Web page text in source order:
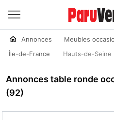
Annonces Meubles
Île-de-France
Hauts-de-Seine
Annonces table ronde
(92)